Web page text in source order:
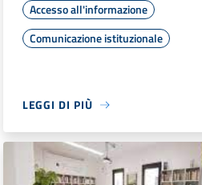
Accesso all'informazione
Comunicazione istituzionale
LEGGI DI PIÙ